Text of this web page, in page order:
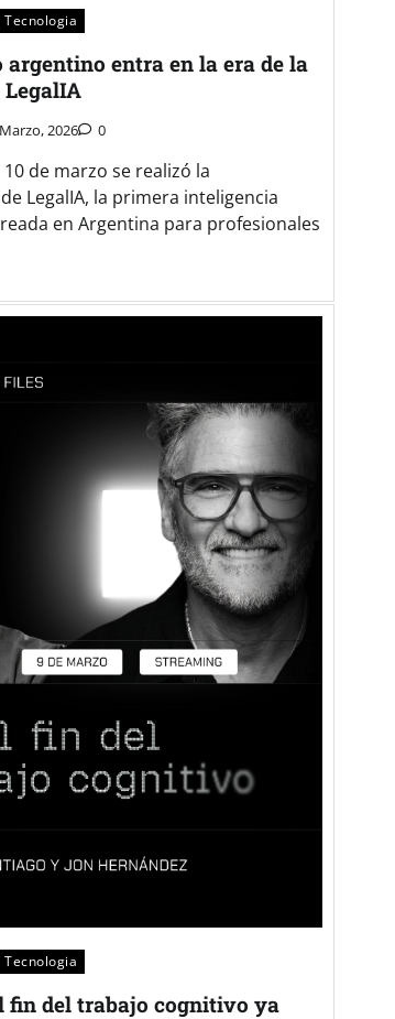
Tecnologia
entra en la era de la
LegalIA
2026 0
de marzo se realizó la
LegalIA, la primera inteligencia
en Argentina para profesionales
Tecnologia
fin del trabajo cognitivo ya